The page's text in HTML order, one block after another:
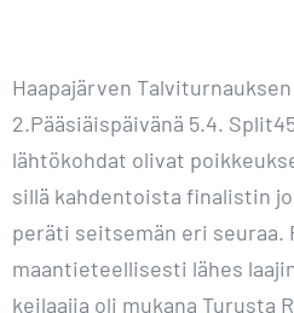
Haapajärven
2.Pääsiäispäivänä 5.4.
lähtökohdat olivat
sillä kahdentoista finalistin
peräti seitsemän eri seuraa.
maantieteellisesti lähes
keilaajia oli mukana Turusta